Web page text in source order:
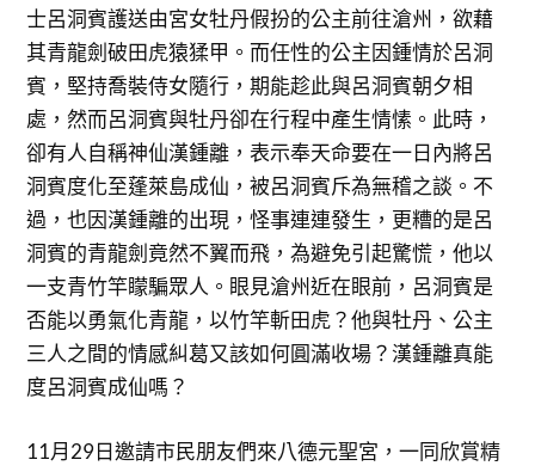
士呂洞賓護送由宮女牡丹假扮的公主前往滄州，欲藉
其青龍劍破田虎猿猱甲。而任性的公主因鍾情於呂洞
賓，堅持喬裝侍女隨行，期能趁此與呂洞賓朝夕相
處，然而呂洞賓與牡丹卻在行程中產生情愫。此時，
卻有人自稱神仙漢鍾離，表示奉天命要在一日內將呂
洞賓度化至蓬萊島成仙，被呂洞賓斥為無稽之談。不
過，也因漢鍾離的出現，怪事連連發生，更糟的是呂
洞賓的青龍劍竟然不翼而飛，為避免引起驚慌，他以
一支青竹竿矇騙眾人。眼見滄州近在眼前，呂洞賓是
否能以勇氣化青龍，以竹竿斬田虎？他與牡丹、公主
三人之間的情感糾葛又該如何圓滿收場？漢鍾離真能
度呂洞賓成仙嗎？
11月29日邀請市民朋友們來八德元聖宮，一同欣賞精